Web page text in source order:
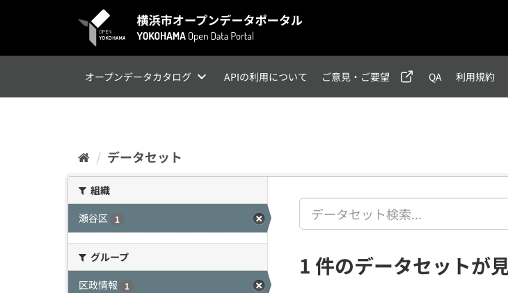
オープンデータカタログ APIの利用について ご意見・ご要望 QA 利用規約
データセット
組織
瀬谷区
1
グループ
区政情報
1
1 件のデータセットが